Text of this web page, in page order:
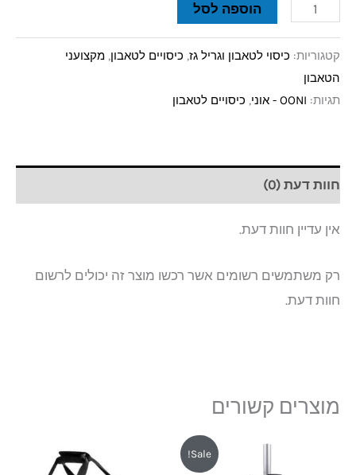
הוספה לסל
קטגוריות: כיסוי לטאבון וגריל גז, כיסויים לטאבון, מקצועני
הטאבון
תגיות: OONI - אוני , כיסויים לטאבון
חוות דעת (0)
אין עדיין חוות דעת.
רק משתמשים רשומים אשר רכשו מוצר זה יכולים לרשום
חוות דעת.
מוצרים קשורים
Sale!
המחיר